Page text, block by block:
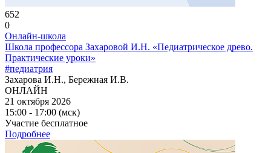
652
0
Онлайн-школа
Школа профессора Захаровой И.Н. «Педиатрическое древо.
Практические уроки»
#педиатрия
Захарова И.Н., Бережная И.В.
ОНЛАЙН
21 октября 2026
15:00 - 17:00 (мск)
Участие бесплатное
Подробнее